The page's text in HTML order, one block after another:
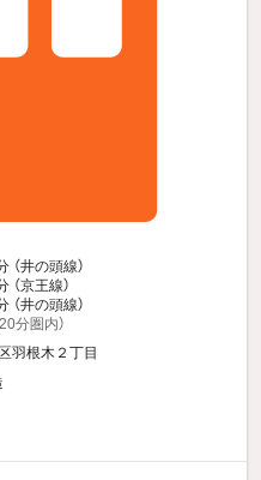
（井の頭線）
（京王線）
（井の頭線）
分圏内）
羽根木２丁目